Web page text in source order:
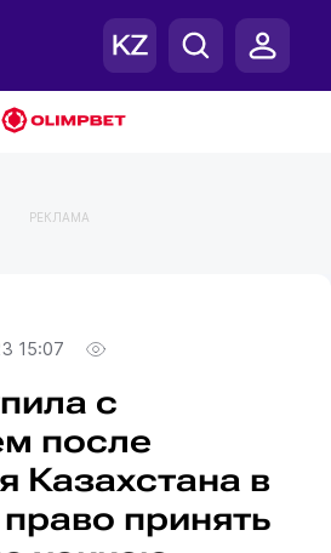
РЕКЛАМА
15:07
с
после
Казахстана в
принять